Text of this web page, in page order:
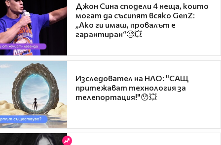
Джон Сина сподели 4 неща, които
могат да съсипят всяко GenZ:
„Ако ги имаш, провалът е
гарантиран“🧐💥
Изследовател на НЛО: "САЩ
притежават технология за
телепортация!"😯💥